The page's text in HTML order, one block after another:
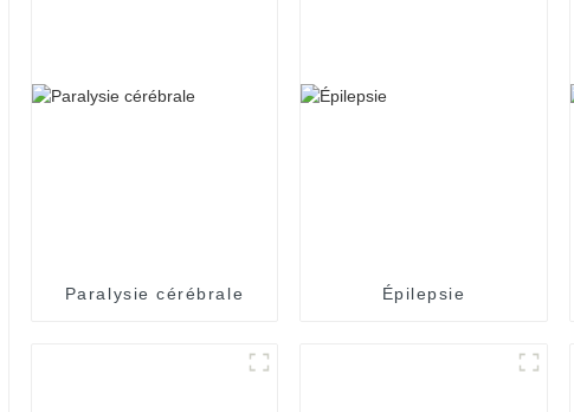
Paralysie cérébrale Épilepsie